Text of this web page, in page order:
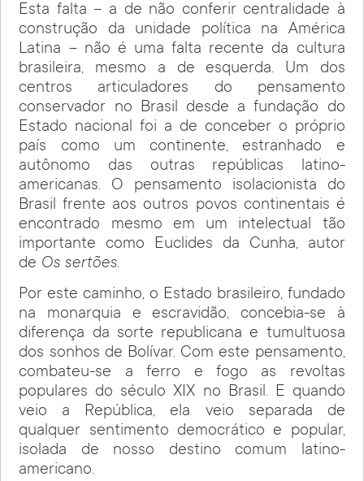
Esta falta – a de não conferir centralidade à
construção da unidade política na América
Latina – não é uma falta recente da cultura
brasileira, mesmo a de esquerda. Um dos
centros articuladores do pensamento
conservador no Brasil desde a fundação do
Estado nacional foi a de conceber o próprio
país como um continente, estranhado e
autônomo das outras repúblicas latino-
americanas. O pensamento isolacionista do
Brasil frente aos outros povos continentais é
encontrado mesmo em um intelectual tão
importante como Euclides da Cunha, autor
de Os sertões.
Por este caminho, o Estado brasileiro, fundado
na monarquia e escravidão, concebia-se à
diferença da sorte republicana e tumultuosa
dos sonhos de Bolívar. Com este pensamento,
combateu-se a ferro e fogo as revoltas
populares do século XIX no Brasil. E quando
veio a República, ela veio separada de
qualquer sentimento democrático e popular,
isolada de nosso destino comum latino-
americano.